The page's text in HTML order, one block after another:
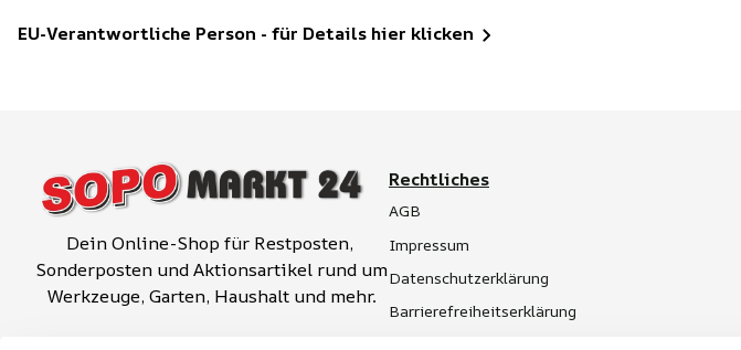
EU-Verantwortliche Person - für Details hier klicken
Dein Online-Shop für Restposten,
Sonderposten und Aktionsartikel rund um
Werkzeuge, Garten, Haushalt und mehr.
Rechtliches
AGB
Impressum
Datenschutzerklärung
Barrierefreiheitserklärung